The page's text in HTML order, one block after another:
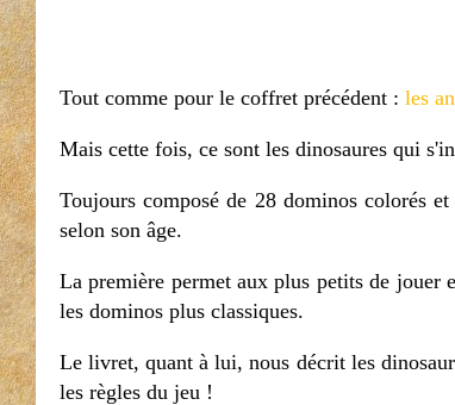
Tout comme pour le coffret précédent : les
Mais cette fois, ce sont les dinosaures qui
Toujours composé de 28 dominos colorés
selon son âge.
La première permet aux plus petits de jouer
les dominos plus classiques.
Le livret, quant à lui, nous décrit les
les règles du jeu !